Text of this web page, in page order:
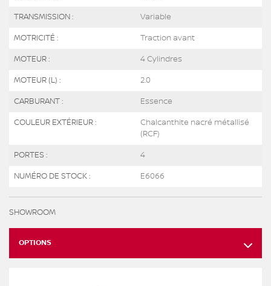
TRANSMISSION : Variable
MOTRICITÉ : Traction avant
MOTEUR : 4 Cylindres
MOTEUR (L) : 2.0
CARBURANT : Essence
COULEUR EXTÉRIEUR :
Chalcanthite nacré métallisé
(RCF)
PORTES : 4
NUMÉRO DE STOCK : E6066
SHOWROOM
OPTIONS